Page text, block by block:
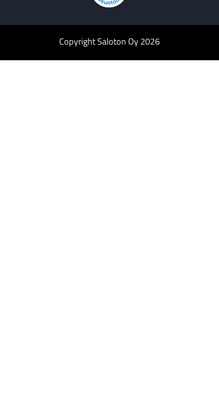
Copyright Saloton Oy 2026